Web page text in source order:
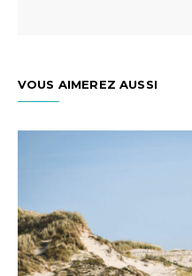
VOUS AIMEREZ AUSSI